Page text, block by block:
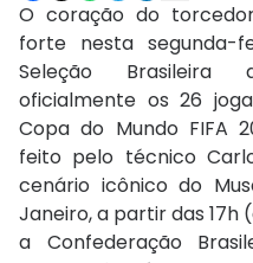
O coração do
forte nesta
Seleção Brasileira
oficialmente os 26
Copa do Mundo FIFA
feito pelo técnico
cenário icônico do
Janeiro, a partir das 17h
a Confederação